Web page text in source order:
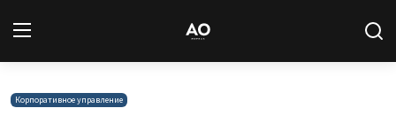
Вход
Корпоративное управление